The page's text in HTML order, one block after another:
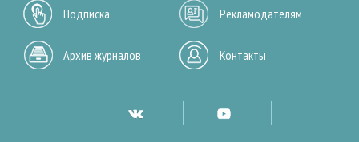
Подписка Рекламодателям
Архив журналов Контакты